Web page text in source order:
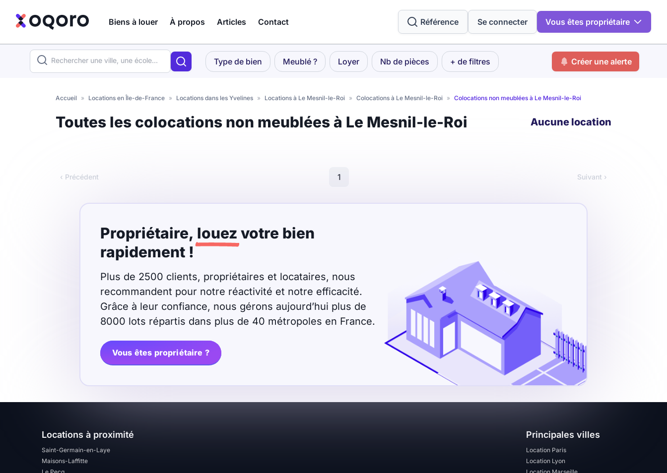
Biens à louer À propos Articles Contact Référence Se connecter Vous êtes propriétaire
Votre
Résidence étudiante
Non meublé
€
T11 T12
recherche
Type de bien Meublé ? Loyer Nb de pièces + de filtres Créer une alerte
Accueil » Locations en Île-de-France » Locations dans les Yvelines » Locations à Le Mesnil-le-Roi » Colocations à Le Mesnil-le-Roi » Colocations non meublées à Le Mesnil-le-Roi
Toutes les colocations non meublées à Le Mesnil-le-Roi Aucune location
‹ Précédent 1 Suivant ›
Propriétaire, louez votre bien
rapidement !
Plus de 2500 clients, propriétaires et locataires, nous
recommandent pour notre réactivité et notre efficacité.
Grâce à leur confiance, nous gérons aujourd’hui plus de
8000 lots répartis dans plus de 40 métropoles en France.
Vous êtes propriétaire ?
Locations à proximité
Saint-Germain-en-Laye
Maisons-Laffitte
Principales villes
Location Paris
Location Lyon